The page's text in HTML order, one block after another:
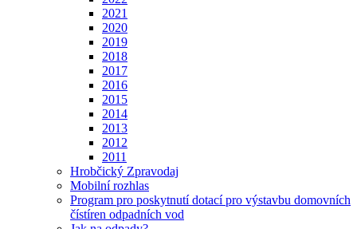
2021
2020
2019
2018
2017
2016
2015
2014
2013
2012
2011
Hrobčický Zpravodaj
Mobilní rozhlas
Program pro poskytnutí dotací pro výstavbu domovních
čístíren odpadních vod